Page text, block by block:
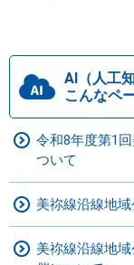
AI（人工
こんなペ
令和8年度第1
ついて
美祢線沿線地
美祢線沿線地